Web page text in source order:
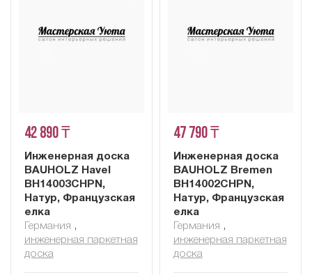
42 890 ₸
Инженерная доска
BAUHOLZ Havel
BH14003CHPN,
Натур, Французская
елка
Германия ,
инженерная паркетная
доска
47 790 ₸
Инженерная доска
BAUHOLZ Bremen
BH14002CHPN,
Натур, Французская
елка
Германия ,
инженерная паркетная
доска